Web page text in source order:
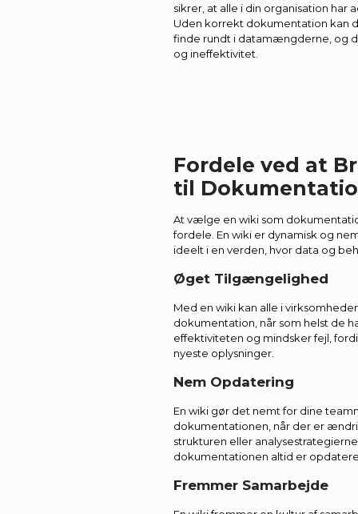
sikrer, at alle i din organisation har
Uden korrekt dokumentation kan
finde rundt i datamængderne, og
og ineffektivitet.
Fordele ved at
til
At vælge en wiki som
fordele. En wiki er dynamisk og
ideelt i en verden, hvor data og
Øget Tilgængelighed
Med en wiki kan alle i
dokumentation, når som helst de
effektiviteten og mindsker fejl,
nyeste oplysninger.
Nem Opdatering
En wiki gør det nemt for dine
dokumentationen, når der er
strukturen eller
dokumentationen altid er
Fremmer Samarbejde